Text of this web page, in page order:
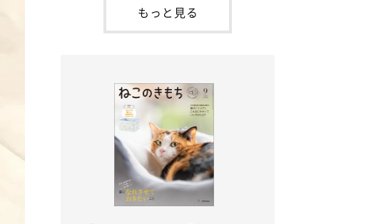
本名：ドミトリー・ドンスコイ）。ドンち
ゃんは、保護猫でした。ドンちゃんが見つ
かったのは、飼い主さんの姉の勤め先の敷
もっと見る